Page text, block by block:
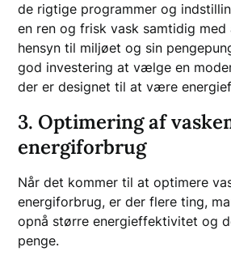
de rigtige programmer og
en ren og frisk vask samtidig med
hensyn til miljøet og sin
god investering at vælge en
der er designet til at være
3. Optimering af
energiforbrug
Når det kommer til at optimere
energiforbrug, er der flere ting,
opnå større energieffektivitet og
penge.